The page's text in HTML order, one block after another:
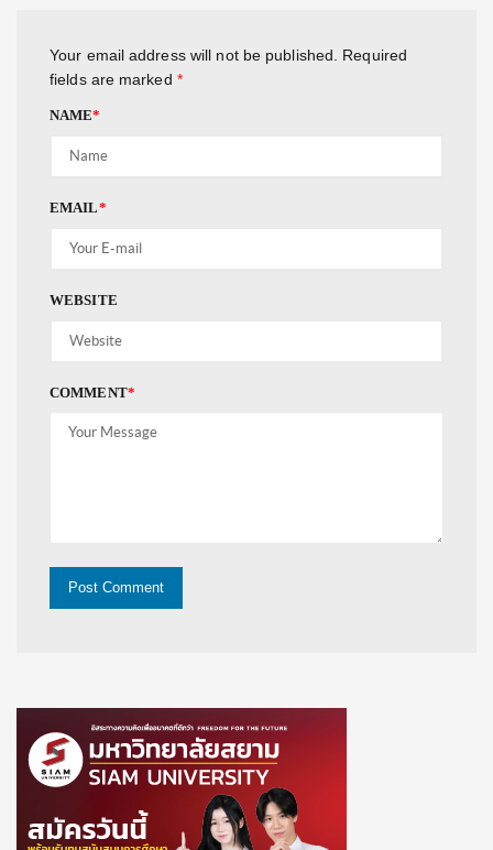
Your email address will not be published.
Required
fields are marked *
NAME*
EMAIL*
WEBSITE
COMMENT*